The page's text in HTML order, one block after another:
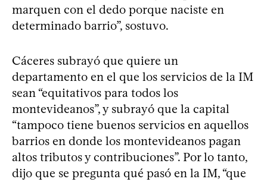
marquen con el dedo porque naciste en
determinado barrio”, sostuvo.
Cáceres subrayó que quiere un
departamento en el que los servicios de la IM
sean “equitativos para todos los
montevideanos”, y subrayó que la capital
“tampoco tiene buenos servicios en aquellos
barrios en donde los montevideanos pagan
altos tributos y contribuciones”. Por lo tanto,
dijo que se pregunta qué pasó en la IM, “que